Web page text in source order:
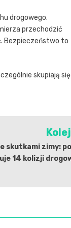
drogowego.
przechodzić
Bezpieczeństwo to
skupiają się
skutkami zimy:
14 kolizji